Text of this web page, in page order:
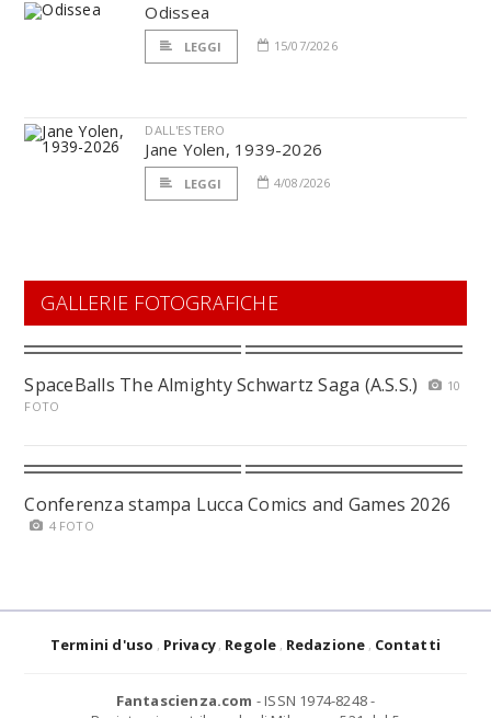
Odissea
LEGGI 15/07/2026
DALL'ESTERO
Jane Yolen, 1939-2026
LEGGI 4/08/2026
GALLERIE FOTOGRAFICHE
SpaceBalls The Almighty Schwartz Saga (A.S.S.)
10
FOTO
Conferenza stampa Lucca Comics and Games 2026
4 FOTO
Termini d'uso Privacy Regole Redazione Contatti
Fantascienza.com - ISSN 1974-8248 -